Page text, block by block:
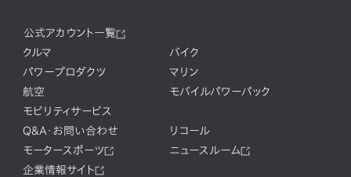
公式アカウント一覧
クルマ
バイク
パワープロダクツ
マリン
航空
モバイルパワーパック
モビリティサービス
Q&A・お問い合わせ
リコール
モータースポーツ
ニュースルーム
企業情報サイト